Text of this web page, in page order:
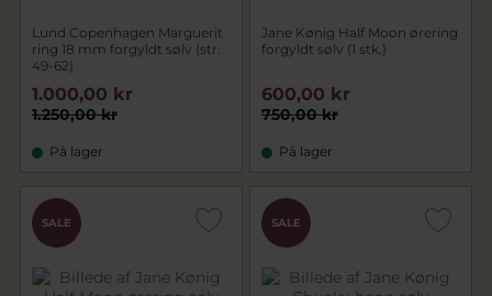
Lund Copenhagen Marguerit
ring 18 mm forgyldt sølv (str.
49-62)
1.250,00 kr
1.000,00 kr
På lager
Jane Kønig Half Moon ørering
forgyldt sølv (1 stk.)
750,00 kr
600,00 kr
På lager
SALE SALE